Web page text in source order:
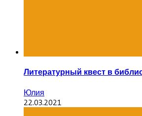
Литературный квест в
Юлия
22.03.2021